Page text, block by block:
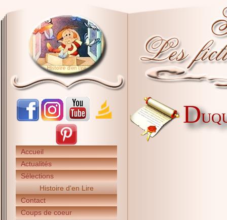
Accueil
Actualités
Sélections
Histoire d'en Lire
Contact
Coups de coeur
D